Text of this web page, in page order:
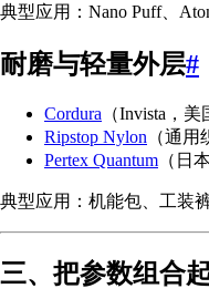
典型应用：Nano Puff、
耐磨与轻量外层#
Cordura （Invista，
Ripstop Nylon （通
Pertex Quantum （日
典型应用：机能包、工装
三、把参数组合